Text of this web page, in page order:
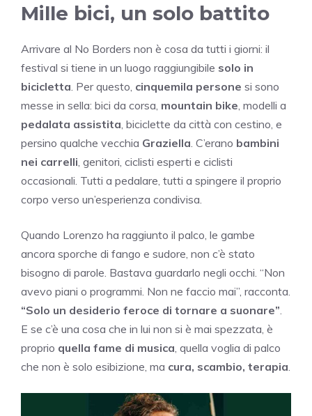
Mille bici, un solo battito
Arrivare al No Borders non è cosa da tutti i giorni: il
festival si tiene in un luogo raggiungibile solo in
bicicletta . Per questo, cinquemila persone si sono
messe in sella: bici da corsa, mountain bike , modelli a
pedalata assistita , biciclette da città con cestino, e
persino qualche vecchia Graziella . C’erano bambini
nei carrelli , genitori, ciclisti esperti e ciclisti
occasionali. Tutti a pedalare, tutti a spingere il proprio
corpo verso un’esperienza condivisa.
Quando Lorenzo ha raggiunto il palco, le gambe
ancora sporche di fango e sudore, non c’è stato
bisogno di parole. Bastava guardarlo negli occhi. “Non
avevo piani o programmi. Non ne faccio mai”, racconta.
“Solo un desiderio feroce di tornare a suonare”
E se c’è una cosa che in lui non si è mai spezzata, è
proprio quella fame di musica , quella voglia di palco
che non è solo esibizione, ma cura, scambio, terapia